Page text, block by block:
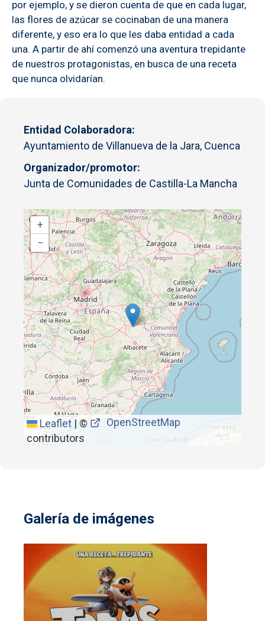
por ejemplo, y se dieron cuenta de que en cada lugar,
las flores de azúcar se cocinaban de una manera
diferente, y eso era lo que les daba entidad a cada
una. A partir de ahí comenzó una aventura trepidante
de nuestros protagonistas, en busca de una receta
que nunca olvidarían.
Entidad Colaboradora
Ayuntamiento de Villanueva de la Jara, Cuenca
Organizador/promotor
Junta de Comunidades de Castilla-La Mancha
+
−
Leaflet | ©
OpenStreetMap
contributors
Galería de imágenes